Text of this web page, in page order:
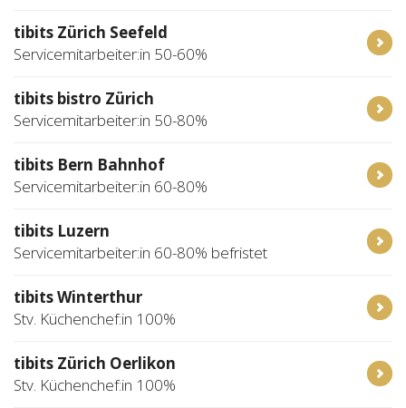
tibits Zürich Seefeld
Servicemitarbeiter:in 50-60%
tibits bistro Zürich
Servicemitarbeiter:in 50-80%
tibits Bern Bahnhof
Servicemitarbeiter:in 60-80%
tibits Luzern
Servicemitarbeiter:in 60-80% befristet
tibits Winterthur
Stv. Küchenchef:in 100%
tibits Zürich Oerlikon
Stv. Küchenchef:in 100%